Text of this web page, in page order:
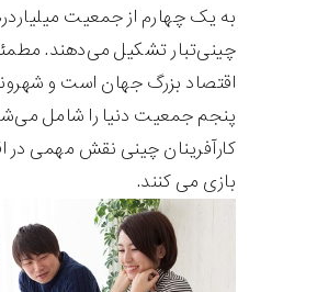
به یک چهارم از جمعیت
چینی‌تبار تشکیل می‌دهند.
اقتصاد بزرگ جهان است و
پنجم جمعیت دنیا را شامل
کارآفرینان چینی نقش مهمی در
بازی می کنند.